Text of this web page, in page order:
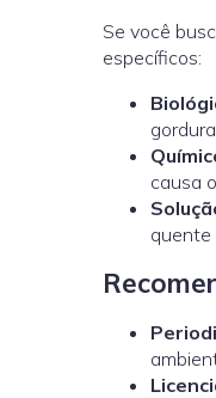
Se você
específicos:
causa
quente